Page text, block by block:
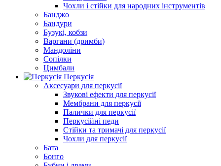
Чохли і стійки для народних інструментів
Банджо
Бандури
Бузукі, кобзи
Варгани (дримби)
Мандоліни
Сопілки
Цимбали
Перкусія
Аксесуари для перкусії
Звукові ефекти для перкусії
Мембрани для перкусії
Палички для перкусії
Перкусійні педи
Стійки та тримачі для перкусії
Чохли для перкусії
Бата
Бонго